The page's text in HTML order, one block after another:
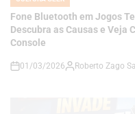
on
01/03/2026 Roberto Zago